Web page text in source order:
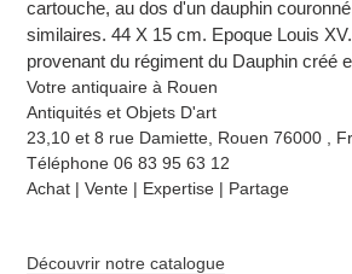
votre
sélection
cartouche, au dos d'un dauphin
similaires. 44 X 15 cm. Epoque Louis
provenant du régiment du Dauphin créé
Votre antiquaire à Rouen
Antiquités et Objets D'art
23,10 et 8 rue Damiette, Rouen 76000 ,
Téléphone 06 83 95 63 12
Achat | Vente | Expertise | Partage
Découvrir notre catalogue